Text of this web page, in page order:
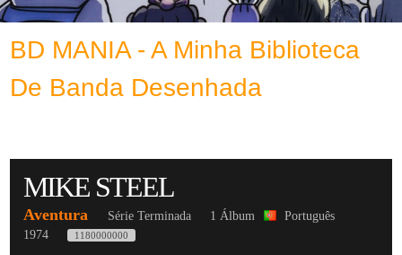
BD MANIA - A Minha Biblioteca
De Banda Desenhada
MIKE STEEL
Aventura Série Terminada 1 Álbum
Português
1974
1180000000